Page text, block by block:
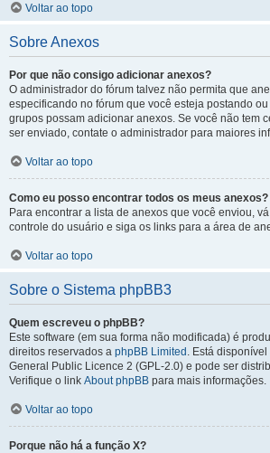
Voltar ao topo
Sobre Anexos
Por que não consigo adicionar anexos?
O administrador do fórum talvez não permita que
especificando no fórum que você esteja postando
grupos possam adicionar anexos. Se você não tem
ser enviado, contate o administrador para maiores
Voltar ao topo
Como eu posso encontrar todos os meus anexos?
Para encontrar a lista de anexos que você enviou,
controle do usuário e siga os links para a área de
Voltar ao topo
Sobre o Sistema phpBB3
Quem escreveu o phpBB?
Este software (em sua forma não modificada) é
direitos reservados a phpBB Limited . Está
General Public Licence 2 (GPL-2.0) e pode ser
Verifique o link About phpBB para mais informações.
Voltar ao topo
Porque não há a função X?